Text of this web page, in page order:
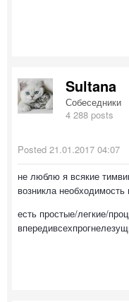
Sultana
Собеседники
4 288 posts
Posted 21.01.2017 04:07
не люблю я всякие
возникла
есть простые/легкие/